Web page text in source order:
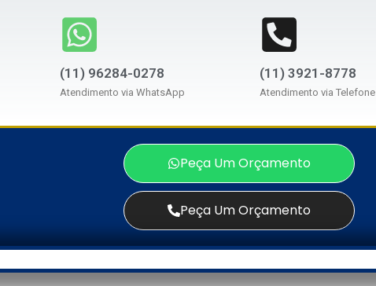
(11) 96284-0278
Atendimento via WhatsApp
(11) 3921-8778
Atendimento via Telefone
Peça Um Orçamento
Peça Um Orçamento